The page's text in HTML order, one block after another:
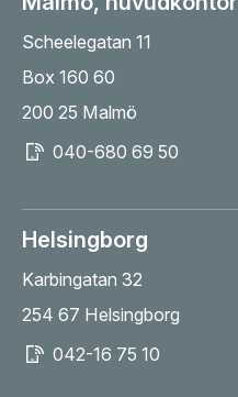
Scheelegatan 11
Box 160 60
200 25 Malmö
040-680 69 50
Helsingborg
Karbingatan 32
254 67 Helsingborg
042-16 75 10